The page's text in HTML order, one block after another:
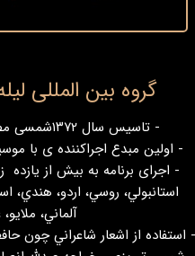
گروه بین المللی
- تاسیس سال ۱۳۷۲شمسی مصادف با رمضان المبارک ۱۴۱۳
- اولين مبدع اجراكننده ی با
- اجرای برنامه به بیش از یازده
استانبولي، روسي، اردو، هندي،
آلماني،
- استفاده از اشعار شاعراني چون